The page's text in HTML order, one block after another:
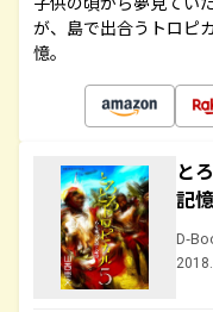
が、島で出合うトロピ
憶。
と
記
D-